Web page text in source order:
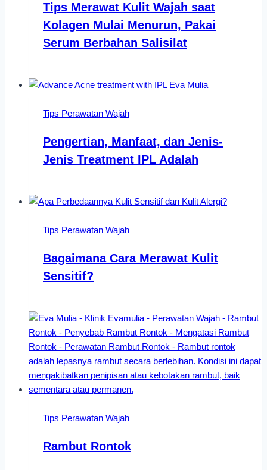
Tips Merawat Kulit Wajah saat
Kolagen Mulai Menurun, Pakai
Serum Berbahan Salisilat
Tips Perawatan Wajah
Pengertian, Manfaat, dan Jenis-
Jenis Treatment IPL Adalah
Tips Perawatan Wajah
Bagaimana Cara Merawat Kulit
Sensitif?
Tips Perawatan Wajah
Rambut Rontok